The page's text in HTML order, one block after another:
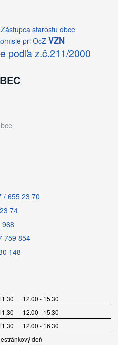
Zástupca starostu obce
pri OcZVZN
podľa z.č.211/2000
/ 655 23 70
74
968
759 854
148
12.00 - 15.30
12.00 - 15.30
12.00 - 16.30
deň